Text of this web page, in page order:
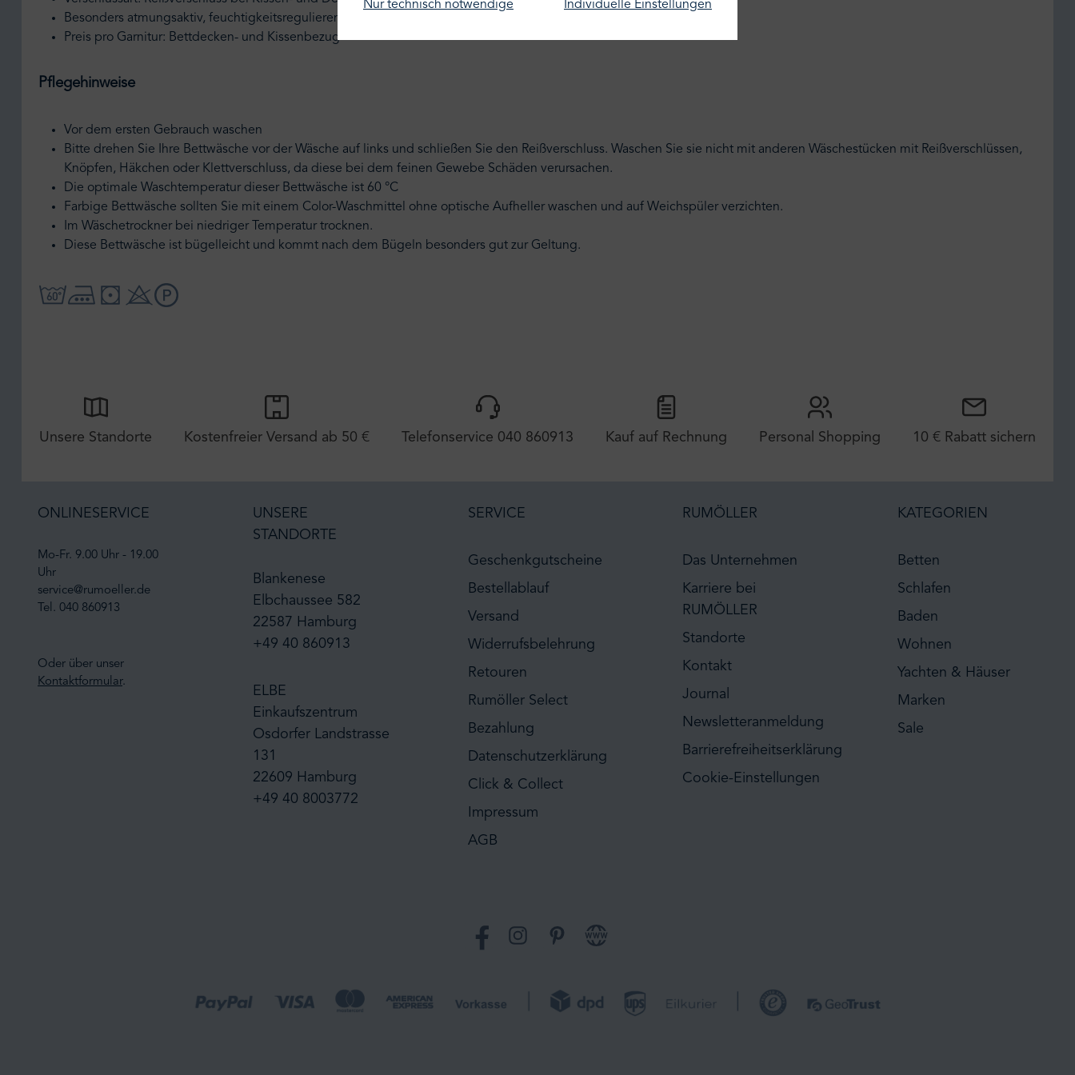
Besonders atmungsaktiv, feuchtigkeitsregulierend und kühlend
Preis pro Garnitur: Bettdecken- und Kissenbezug
Pflegehinweise
Vor dem ersten Gebrauch waschen
Bitte drehen Sie Ihre Bettwäsche vor der Wäsche auf links und schließen Sie den Reißverschluss. Waschen Sie sie nicht mit anderen Wäschestücken mit Reißverschlüssen,
Knöpfen, Häkchen oder Klettverschluss, da diese bei dem feinen Gewebe Schäden verursachen.
Die optimale Waschtemperatur dieser Bettwäsche ist 60 °C
Farbige Bettwäsche sollten Sie mit einem Color-Waschmittel ohne optische Aufheller waschen und auf Weichspüler verzichten.
Im Wäschetrockner bei niedriger Temperatur trocknen.
Diese Bettwäsche ist bügelleicht und kommt nach dem Bügeln besonders gut zur Geltung.
Unsere Standorte Kostenfreier Versand ab 50 € Telefonservice 040 860913 Kauf auf Rechnung Personal Shopping 10 € Rabatt sichern
ONLINESERVICE
Mo-Fr. 9.00 Uhr - 19.00
Uhr
service@rumoeller.de
Tel. 040 860913
Oder über unser
Kontaktformular.
UNSERE
STANDORTE
Blankenese
Elbchaussee 582
22587 Hamburg
+49 40 860913
ELBE
Einkaufszentrum
Osdorfer Landstrasse
131
22609 Hamburg
+49 40 8003772
SERVICE
Geschenkgutscheine
Bestellablauf
Versand
Widerrufsbelehrung
Retouren
Rumöller Select
Bezahlung
Datenschutzerklärung
Click & Collect
Impressum
AGB
RUMÖLLER
Das Unternehmen
Karriere bei
RUMÖLLER
Standorte
Kontakt
Journal
Newsletteranmeldung
Barrierefreiheitserklärung
Cookie-Einstellungen
KATEGORIEN
Betten
Schlafen
Baden
Wohnen
Yachten & Häuser
Marken
Sale
FacebookInstagramPinterest Website
Nur technisch notwendige Individuelle Einstellungen